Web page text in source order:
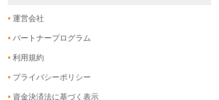
• 運営会社
• パートナープログラム
• 利用規約
• プライバシーポリシー
• 資金決済法に基づく表示